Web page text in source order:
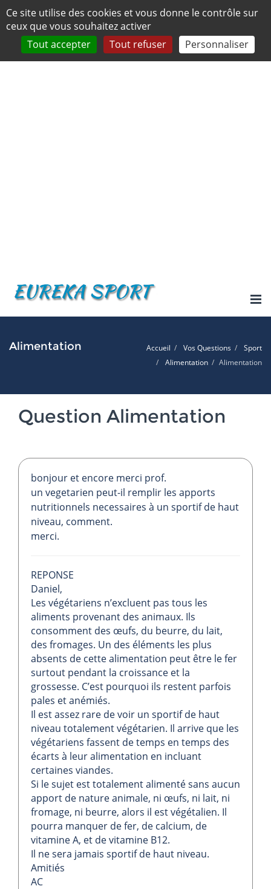
Alimentation Accueil Vos Questions
Sport
Alimentation
Alimentation
Question Alimentation
bonjour et encore merci prof.
un vegetarien peut-il remplir les apports
nutritionnels necessaires à un sportif de haut
niveau, comment.
merci.
REPONSE
Daniel,
Les végétariens n’excluent pas tous les
aliments provenant des animaux. Ils
consomment des œufs, du beurre, du lait,
des fromages. Un des éléments les plus
absents de cette alimentation peut être le fer
surtout pendant la croissance et la
grossesse. C’est pourquoi ils restent parfois
pales et anémiés.
Il est assez rare de voir un sportif de haut
niveau totalement végétarien. Il arrive que les
végétariens fassent de temps en temps des
écarts à leur alimentation en incluant
certaines viandes.
Si le sujet est totalement alimenté sans aucun
apport de nature animale, ni œufs, ni lait, ni
fromage, ni beurre, alors il est végétalien. Il
pourra manquer de fer, de calcium, de
vitamine A, et de vitamine B12.
Il ne sera jamais sportif de haut niveau.
Amitiés
AC
Panneau de gestion des cookies
Ce site utilise des cookies et vous donne le contrôle sur
ceux que vous souhaitez activer
Tout accepter
Tout refuser Personnaliser